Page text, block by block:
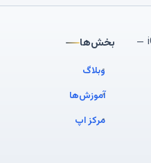
اخبار، آموزش و اپلیکیشن برای کاربران آیفون و iOS —
بخش‌ها
وبلاگ
آموزش‌ها
مرکز اپ